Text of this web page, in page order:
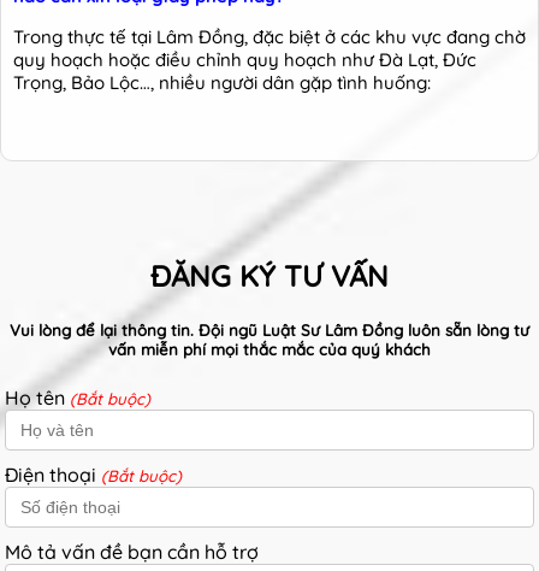
Trong thực tế tại Lâm Đồng, đặc biệt ở các khu vực đang chờ
quy hoạch hoặc điều chỉnh quy hoạch như Đà Lạt, Đức
Trọng, Bảo Lộc…, nhiều người dân gặp tình huống:
ĐĂNG KÝ TƯ VẤN
Vui lòng để lại thông tin. Đội ngũ Luật Sư Lâm Đồng luôn sẵn lòng tư
vấn miễn phí mọi thắc mắc của quý khách
Họ tên (Bắt buộc)
Điện thoại (Bắt buộc)
Mô tả vấn đề bạn cần hỗ trợ